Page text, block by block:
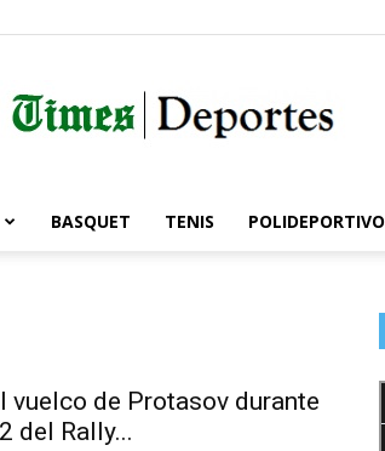
Córdoba
BASQUET TENIS POLIDEPORTIVO
vuelco de Protasov durante
del Rally...